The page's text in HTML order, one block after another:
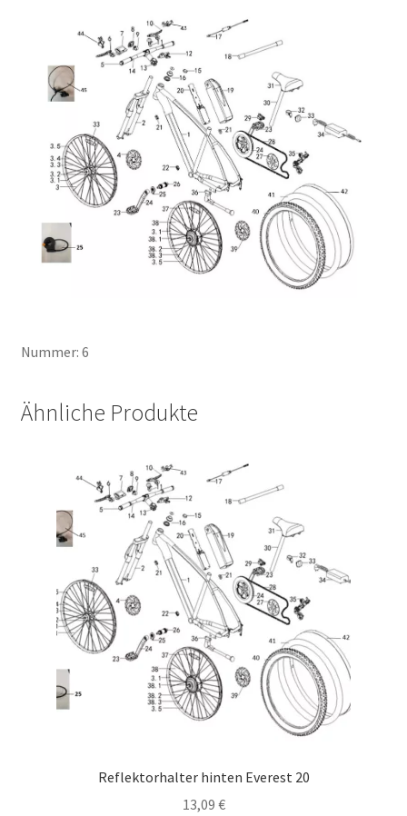
Nummer: 6
Ähnliche Produkte
Reflektorhalter hinten Everest 20
13,09 €